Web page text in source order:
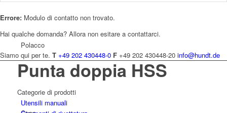
Polacco
Errore: Modulo di contatto non trovato.
Hai qualche domanda? Allora non esitare a contattarci.
Siamo qui per te. T +49 202 430448-0 F +49 202 430448-20 info@hundt.de
Punta doppia HSS
Categorie di prodotti
Utensili manuali